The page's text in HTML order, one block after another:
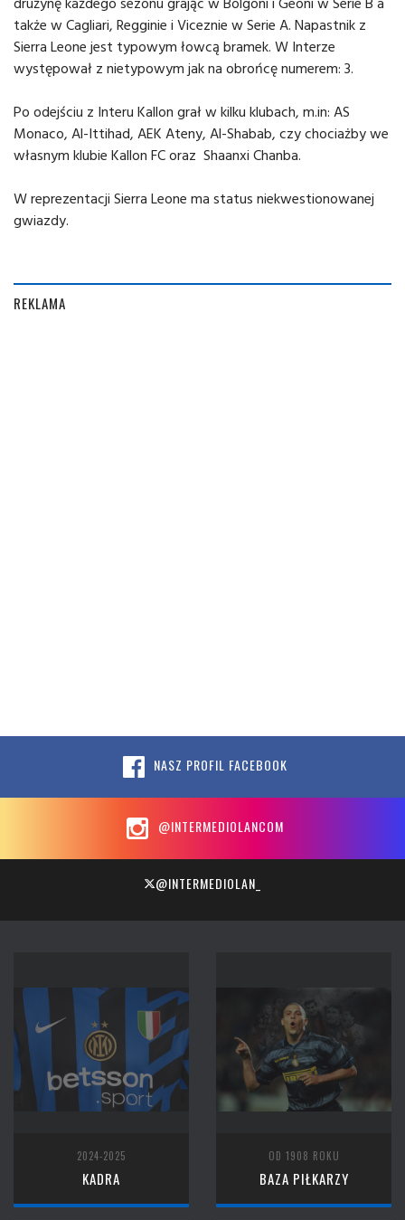
także w Cagliari, Regginie i Viceznie w Serie A. Napastnik z
Sierra Leone jest typowym łowcą bramek. W Interze
występował z nietypowym jak na obrońcę numerem: 3.
Po odejściu z Interu Kallon grał w kilku klubach, m.in: AS
Monaco, Al-Ittihad, AEK Ateny, Al-Shabab, czy chociażby we
własnym klubie Kallon FC oraz Shaanxi Chanba.
W reprezentacji Sierra Leone ma status niekwestionowanej
gwiazdy.
REKLAMA
NASZ PROFIL FACEBOOK
@INTERMEDIOLANCOM
@INTERMEDIOLAN_
2024-2025
KADRA
OD 1908 ROKU
BAZA PIŁKARZY